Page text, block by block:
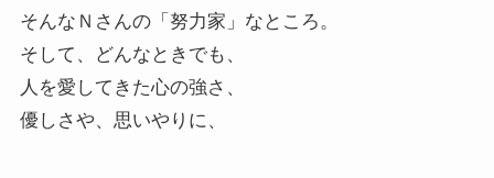
そんなＮさんの「努力家」なところ。
そして、どんなときでも、
人を愛してきた心の強さ、
優しさや、思いやりに、